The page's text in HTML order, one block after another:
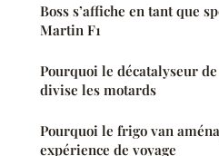
Boss s’affiche en tant que
Martin F1
Pourquoi le décatalyseur
divise les motards
Pourquoi le frigo van
expérience de voyage